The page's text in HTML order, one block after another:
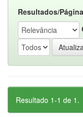
Resultados/Página
Resultado 1-1 de 1.